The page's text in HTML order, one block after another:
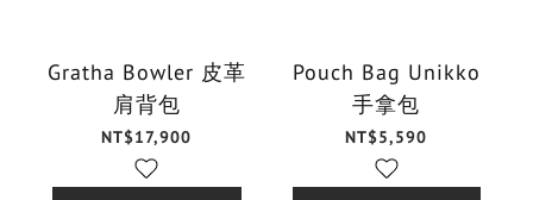
Gratha Bowler 皮革
肩背包
NT$17,900
Pouch Bag Unikko
手拿包
NT$5,590